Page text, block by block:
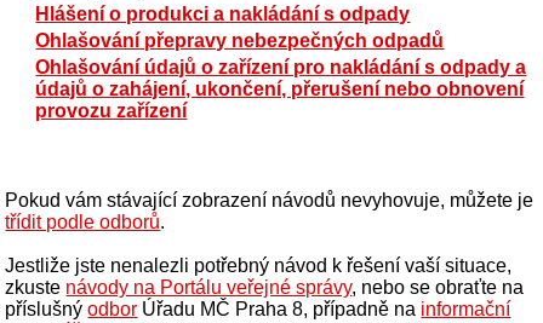
Hlášení o produkci a nakládání s odpady
Ohlašování přepravy nebezpečných odpadů
Ohlašování údajů o zařízení pro nakládání s odpady a
údajů o zahájení, ukončení, přerušení nebo obnovení
provozu zařízení
Pokud vám stávající zobrazení návodů nevyhovuje, můžete je
třídit podle odborů.
Jestliže jste nenalezli potřebný návod k řešení vaší situace,
zkuste návody na Portálu veřejné správy, nebo se obraťte na
příslušnýodbor Úřadu MČ Praha 8, případně na informační